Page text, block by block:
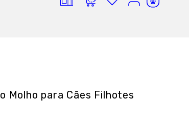
Molho para Cães Filhotes